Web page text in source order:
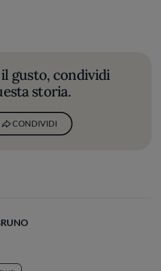
gusto, condividi
storia.
CONDIVIDI